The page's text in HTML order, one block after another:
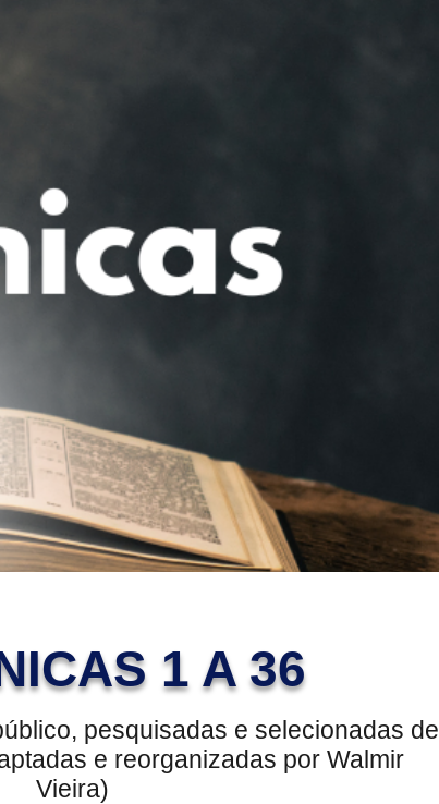
1 A 36
pesquisadas e selecionadas de
e reorganizadas por Walmir
Vieira)